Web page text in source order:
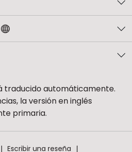
traducido automáticamente.
la versión en inglés
primaria.
Escribir una reseña